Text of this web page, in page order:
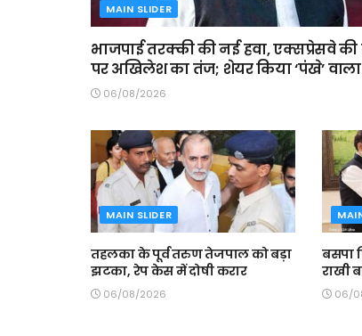
MAIN SLIDER
भाजपाई तरक्की की नई हवा, एक्सप्रेसवे
पर अखिलेश का तंज; शेयर किया ‘पंखे’ वाला
06/08/2026
MAIN SLIDER
तहलका के पूर्व तरुण तेजपाल को बड़ा
झटका, रेप केस में दोषी करार
06/08/2026
बसपा
राखी
06/